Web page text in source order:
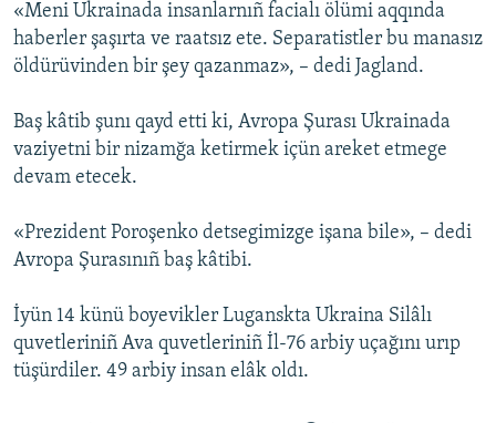
«Meni Ukrainada insanlarnıñ facialı ölümi aqqında
haberler şaşırta ve raatsız ete. Separatistler bu manasız
öldürüvinden bir şey qazanmaz», – dedi Jagland.
Baş kâtib şunı qayd etti ki, Avropa Şurası Ukrainada
vaziyetni bir nizamğa ketirmek içün areket etmege
devam etecek.
«Prezident Poroşenko detsegimizge işana bile», – dedi
Avropa Şurasınıñ baş kâtibi.
İyün 14 künü boyevikler Luganskta Ukraina Silâlı
quvetleriniñ Ava quvetleriniñ İl-76 arbiy uçağını urıp
tüşürdiler. 49 arbiy insan elâk oldı.